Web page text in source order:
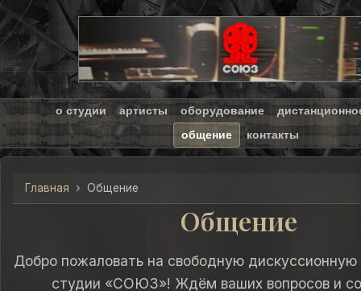
о студии артисты оборудование
общение
контакты
Главная Общение
Общение
Добро пожаловать на свободную
студии «СОЮЗ»! Ждём ваших вопросов и